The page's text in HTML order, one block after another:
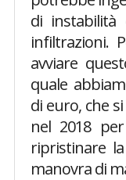
di
infiltrazioni.
avviare
quale
di euro, che
nel 2018
ripristinare
manovra di